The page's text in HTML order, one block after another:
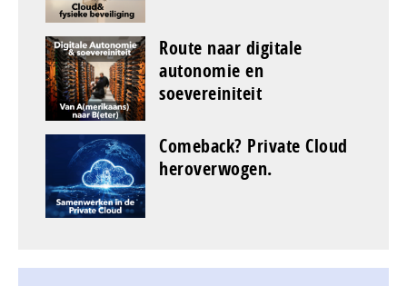
Route naar digitale
autonomie en
soevereiniteit
Comeback? Private Cloud
heroverwogen.